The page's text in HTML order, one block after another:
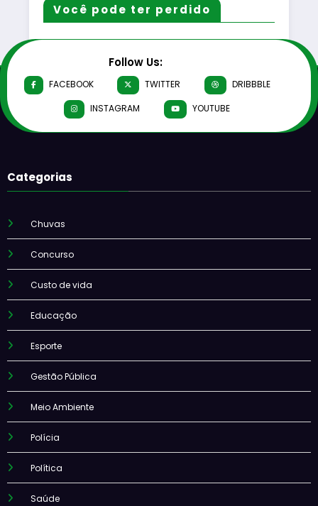
Você pode ter perdido
Follow Us:
FACEBOOK TWITTER
DRIBBBLE
INSTAGRAM
YOUTUBE
Categorias
Chuvas
Concurso
Custo de vida
Educação
Esporte
Gestão Pública
Meio Ambiente
Polícia
Política
Saúde